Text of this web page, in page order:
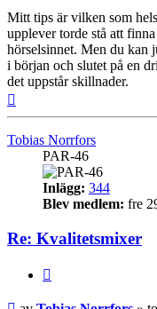
Mitt tips är vilken som
upplever torde stå att
hörselsinnet. Men du kan
i början och slutet på en
det uppstår skillnader.
Tobias Norrfors
PAR-46
Inlägg: 344
Blev medlem: fre
Re: Kvalitetsmixer
Inlägg